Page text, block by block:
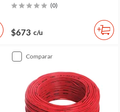
(0)
$673 c/u
comparar